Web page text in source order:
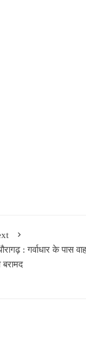
: गर्वाधार के पास